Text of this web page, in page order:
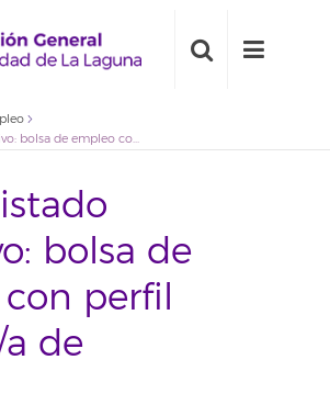
Primer listado definitivo: bolsa de empleo con perfil Técnico/a de Medios Audiovisuales para la Fundación General de la Universidad de La Laguna
bolsa de
perfil
de